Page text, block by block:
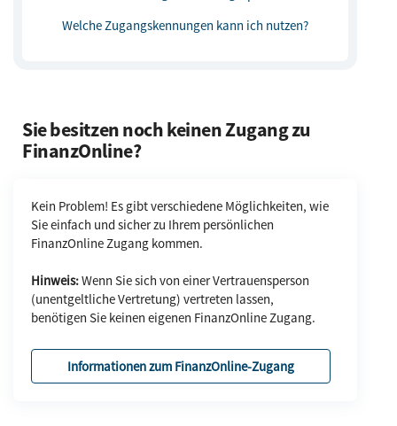
Welche Zugangskennungen kann ich nutzen?
Sie besitzen noch keinen Zugang zu
FinanzOnline?
Kein Problem! Es gibt verschiedene Möglichkeiten, wie
Sie einfach und sicher zu Ihrem persönlichen
FinanzOnline Zugang kommen.
Hinweis:Wenn Sie sich von einer Vertrauensperson
(unentgeltliche Vertretung) vertreten lassen,
benötigen Sie keinen eigenen FinanzOnline Zugang.
Informationen zum FinanzOnline-Zugang